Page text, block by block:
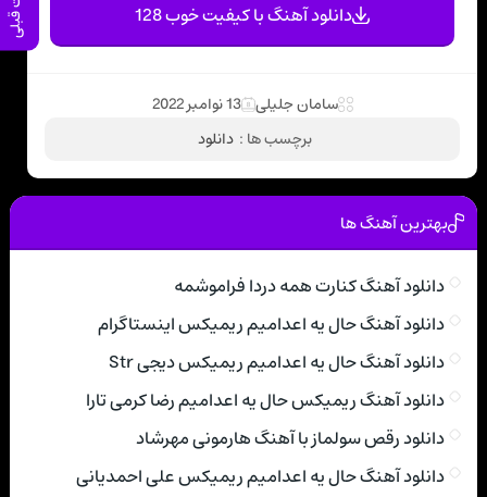
دانلود آهنگ با کیفیت خوب 128
سامان جلیلی 13 نوامبر 2022
برچسب ها : دانلود
بهترین آهنگ ها
دانلود آهنگ کنارت همه دردا فراموشمه
دانلود آهنگ حال یه اعدامیم ریمیکس اینستاگرام
دانلود آهنگ حال یه اعدامیم ریمیکس دیجی Str
دانلود آهنگ ریمیکس حال یه اعدامیم رضا کرمی تارا
دانلود رقص سولماز با آهنگ هارمونی مهرشاد
دانلود آهنگ حال یه اعدامیم ریمیکس علی احمدیانی